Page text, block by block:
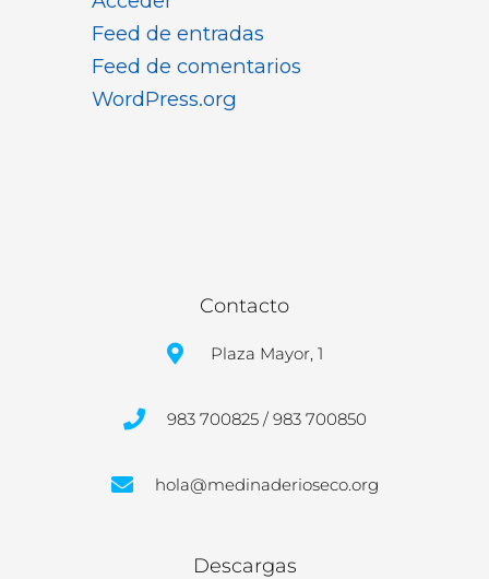
Feed de entradas
Feed de comentarios
WordPress.org
Contacto
Plaza Mayor, 1
983 700825 / 983 700850
hola@medinaderioseco.org
Descargas